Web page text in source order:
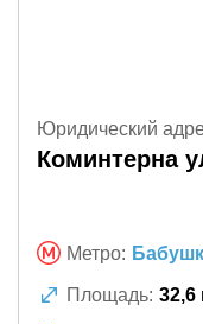
Юридический
Коминтерна
Метро:
Площадь: 32,6